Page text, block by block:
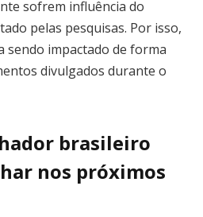
sofrem influência do
pelas pesquisas. Por isso,
sendo impactado de forma
divulgados durante o
brasileiro
nos próximos